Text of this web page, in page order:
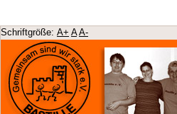
Schriftgröße: A+ A A-